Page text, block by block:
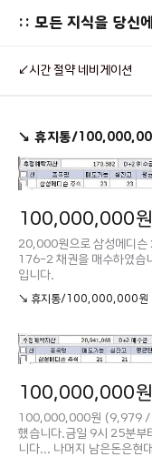
:: 모든 지식을 당신
↙시간 절약 네비게이션
↘ 휴지통/
100,000,000
20,000원으로 삼성메디슨
176-2 채권을 매수하였
입니다.
↘ 휴지통/100,000,000원
100,000,000
100,000,000원 (9,979 /
했습니다.금일 9시 25분부
니다... 나머지 남은돈은현